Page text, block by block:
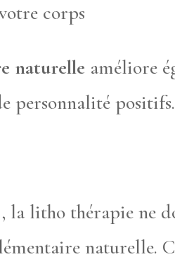
corps
naturelle améliore
personnalité
, la litho thérapie ne
naturelle.